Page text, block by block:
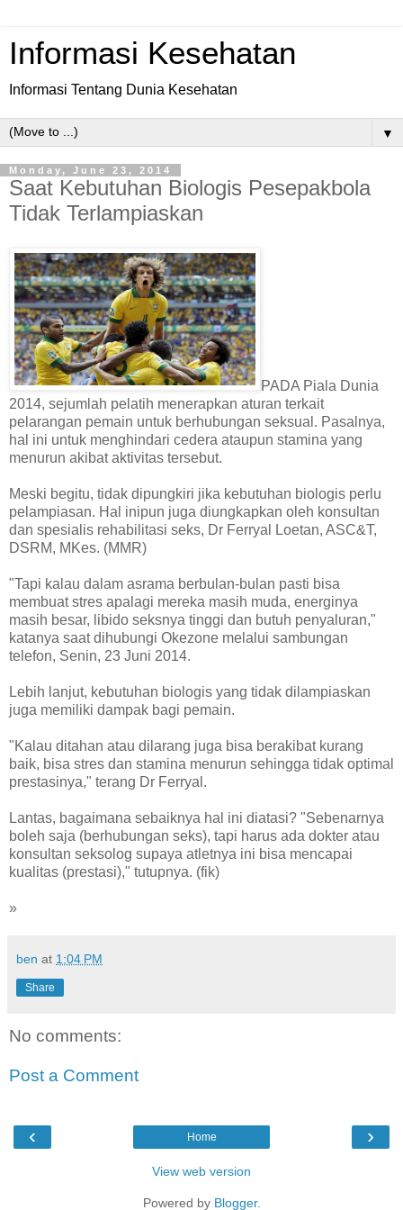
Informasi Kesehatan
Informasi Tentang Dunia Kesehatan
▼
Monday, June 23, 2014
Saat Kebutuhan Biologis Pesepakbola
Tidak Terlampiaskan
PADA Piala Dunia
2014, sejumlah pelatih menerapkan aturan terkait
pelarangan pemain untuk berhubungan seksual. Pasalnya,
hal ini untuk menghindari cedera ataupun stamina yang
menurun akibat aktivitas tersebut.
Meski begitu, tidak dipungkiri jika kebutuhan biologis perlu
pelampiasan. Hal inipun juga diungkapkan oleh konsultan
dan spesialis rehabilitasi seks, Dr Ferryal Loetan, ASC&T,
DSRM, MKes. (MMR)
"Tapi kalau dalam asrama berbulan-bulan pasti bisa
membuat stres apalagi mereka masih muda, energinya
masih besar, libido seksnya tinggi dan butuh penyaluran,"
katanya saat dihubungi Okezone melalui sambungan
telefon, Senin, 23 Juni 2014.
Lebih lanjut, kebutuhan biologis yang tidak dilampiaskan
juga memiliki dampak bagi pemain.
"Kalau ditahan atau dilarang juga bisa berakibat kurang
baik, bisa stres dan stamina menurun sehingga tidak optimal
prestasinya," terang Dr Ferryal.
Lantas, bagaimana sebaiknya hal ini diatasi? "Sebenarnya
boleh saja (berhubungan seks), tapi harus ada dokter atau
konsultan seksolog supaya atletnya ini bisa mencapai
kualitas (prestasi)," tutupnya. (fik)
»
ben at 1:04 PM
Share
No comments:
Post a Comment
‹ ›
Home
View web version
Powered by Blogger.